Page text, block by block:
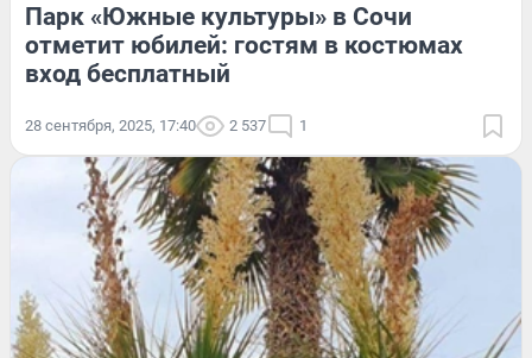
Парк «Южные культуры» в Сочи
отметит юбилей: гостям в костюмах
вход бесплатный
28 сентября, 2025, 17:40 2 537 1